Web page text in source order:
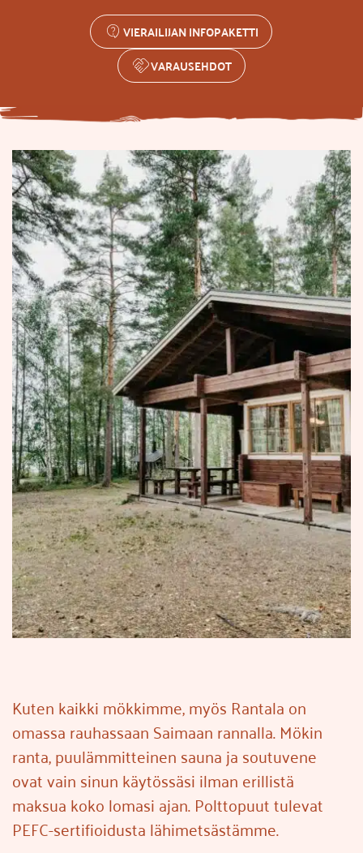
VIERAILIJAN INFOPAKETTI
VARAUSEHDOT
Kuten kaikki mökkimme, myös Rantala on
omassa rauhassaan Saimaan rannalla. Mökin
ranta, puulämmitteinen sauna ja soutuvene
ovat vain sinun käytössäsi ilman erillistä
maksua koko lomasi ajan. Polttopuut tulevat
PEFC-sertifioidusta lähimetsästämme.